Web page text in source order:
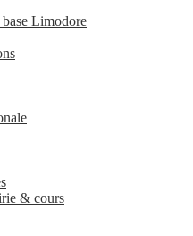
Limodore
& cours